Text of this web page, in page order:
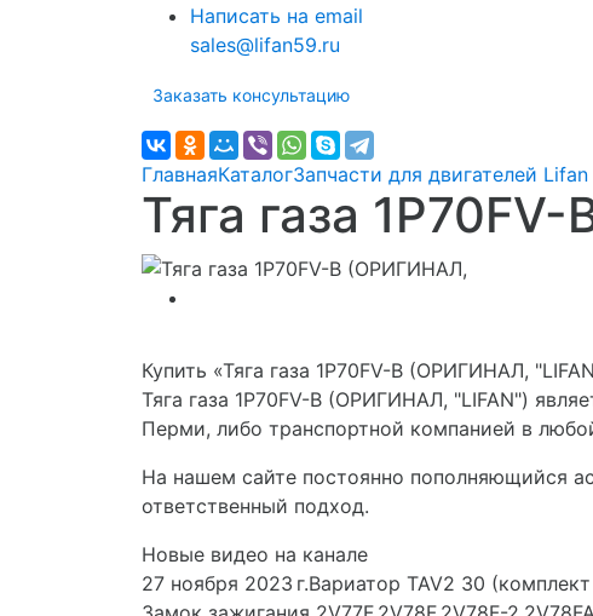
Написать на email
sales@lifan59.ru
Заказать консультацию
ГлавнаяКаталогЗапчасти для двигателей Lifan
Тяга газа
Купить «Тяга газа 1P70FV-B (ОРИГИНАЛ,
Тяга газа 1P70FV-B (ОРИГИНАЛ, "LIFAN")
Перми, либо транспортной компанией в
На нашем сайте постоянно пополняющийся
ответственный подход.
Новые видео на канале
27 ноября 2023 г.Вариатор TAV2 30